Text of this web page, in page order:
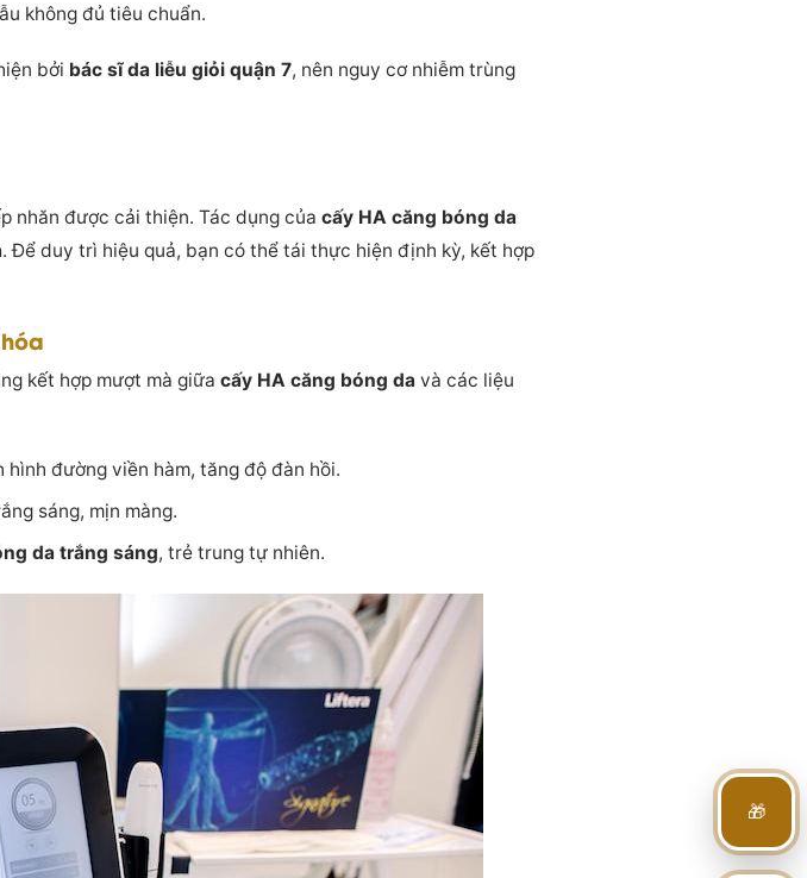
không đủ tiêu chuẩn.
bởi bác sĩ da liễu giỏi quận 7, nên nguy cơ nhiễm trùng
nhăn được cải thiện. Tác dụng củacấy HA căng bóng da
. Để duy trì hiệu quả, bạn có thể tái thực hiện định kỳ, kết hợp
kết hợp mượt mà giữacấy HA căng bóng da và các liệu
đường viền hàm, tăng độ đàn hồi.
sáng, mịn màng.
da trắng sáng, trẻ trung tự nhiên.
🎁